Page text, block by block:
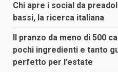
Chi apre i social da
bassi, la ricerca italiana
Il pranzo da meno di 500
pochi ingredienti e tanto
perfetto per l’estate